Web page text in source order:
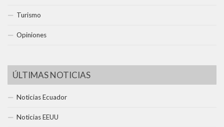
Turismo
Opiniones
ÚLTIMAS NOTICIAS
Noticias Ecuador
Noticias EEUU